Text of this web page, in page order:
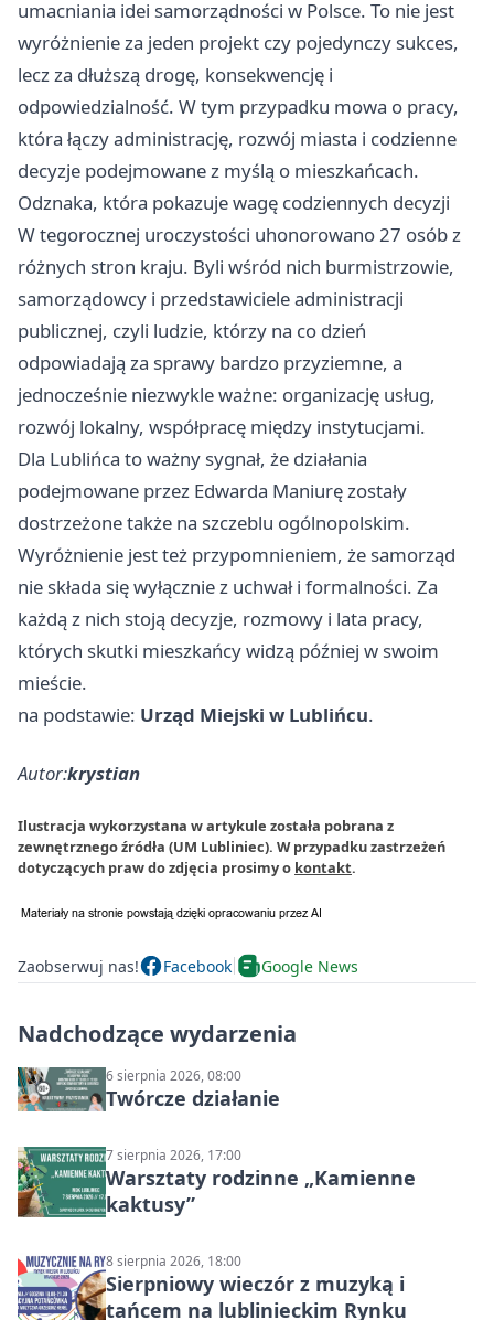
umacniania idei samorządności w Polsce. To nie jest
wyróżnienie za jeden projekt czy pojedynczy sukces,
lecz za dłuższą drogę, konsekwencję i
odpowiedzialność. W tym przypadku mowa o pracy,
która łączy administrację, rozwój miasta i codzienne
decyzje podejmowane z myślą o mieszkańcach.
Odznaka, która pokazuje wagę codziennych decyzji
W tegorocznej uroczystości uhonorowano 27 osób z
różnych stron kraju. Byli wśród nich burmistrzowie,
samorządowcy i przedstawiciele administracji
publicznej, czyli ludzie, którzy na co dzień
odpowiadają za sprawy bardzo przyziemne, a
jednocześnie niezwykle ważne: organizację usług,
rozwój lokalny, współpracę między instytucjami.
Dla Lublińca to ważny sygnał, że działania
podejmowane przez Edwarda Maniurę zostały
dostrzeżone także na szczeblu ogólnopolskim.
Wyróżnienie jest też przypomnieniem, że samorząd
nie składa się wyłącznie z uchwał i formalności. Za
każdą z nich stoją decyzje, rozmowy i lata pracy,
których skutki mieszkańcy widzą później w swoim
mieście.
na podstawie: Urząd Miejski w Lublińcu.
Autor:krystian
Ilustracja wykorzystana w artykule została pobrana z
zewnętrznego źródła (UM Lubliniec). W przypadku zastrzeżeń
dotyczących praw do zdjęcia prosimy o kontakt.
Zaobserwuj nas! Facebook Google News
Nadchodzące wydarzenia
6 sierpnia 2026, 08:00
Twórcze działanie
7 sierpnia 2026, 17:00
Warsztaty rodzinne „Kamienne
kaktusy”
8 sierpnia 2026, 18:00
Sierpniowy wieczór z muzyką i
tańcem na lublinieckim Rynku